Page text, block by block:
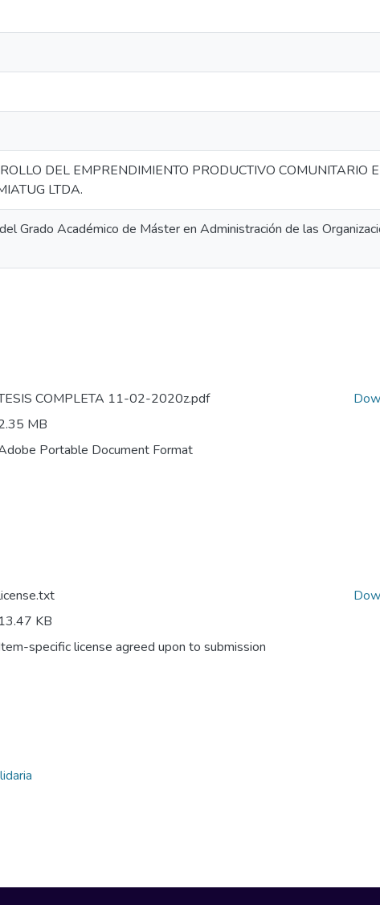
DEL EMPRENDIMIENTO PRODUCTIVO COMUNITARIO
LTDA.
Grado Académico de Máster en Administración de las
COMPLETA 11-02-2020z.pdf
MB
Portable Document Format
13.47 KB
specific license agreed upon to submission